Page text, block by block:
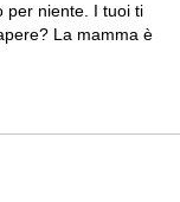
per niente. I tuoi ti
La mamma è